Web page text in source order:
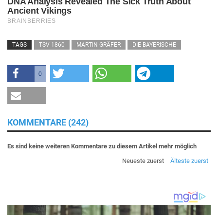
TAGS TSV 1860 MARTIN GRÄFER DIE BAYERISCHE
0
KOMMENTARE (242)
Es sind keine weiteren Kommentare zu diesem Artikel mehr möglich
Neueste zuerst
Älteste zuerst